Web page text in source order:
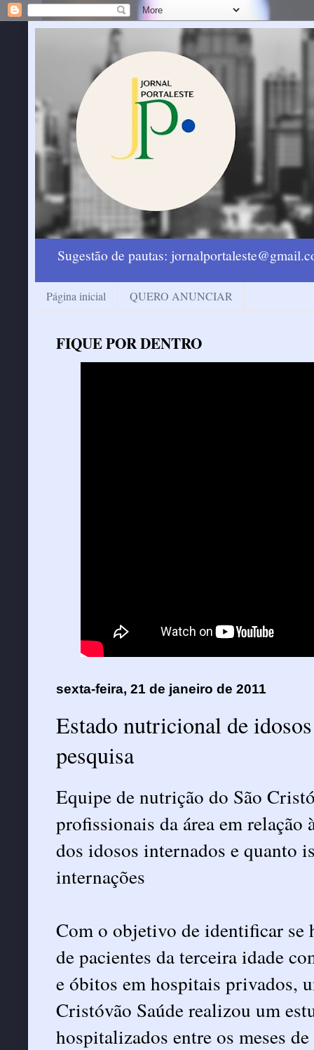
Sugestão de pautas:
Página inicial QUERO ANUNCIAR
FIQUE POR DENTRO
sexta-feira, 21 de janeiro de 2011
Estado nutricional de
pesquisa
Equipe de nutrição do São
profissionais da área em
dos idosos internados e quanto
internações
Com o objetivo de identificar se
de pacientes da terceira idade
e óbitos em hospitais privados,
Cristóvão Saúde realizou um
hospitalizados entre os meses